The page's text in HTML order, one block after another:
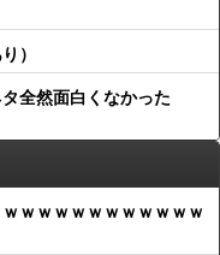
）
全然面白くなかった
ｗｗｗｗｗｗｗｗｗｗｗ